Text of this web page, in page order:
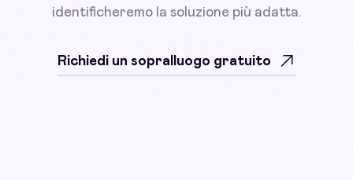
identificheremo la soluzione più adatta.
Richiedi un sopralluogo gratuito